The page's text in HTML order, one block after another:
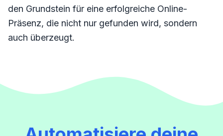
den Grundstein für eine erfolgreiche Online-
Präsenz, die nicht nur gefunden wird, sondern
auch überzeugt.